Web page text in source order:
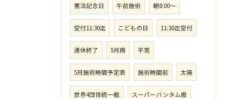
憲法記念日 午前施術 朝8:00〜
受付11:30迄 こどもの日 11:30迄受付
連休終了 5月病 平常
5月施術時間予定表 施術時間前 太陽
世界4団体統一戦 スーパーバンタム級